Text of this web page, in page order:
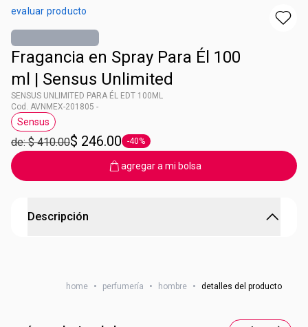
evaluar producto
Fragancia en Spray Para Él 100
ml | Sensus Unlimited
SENSUS UNLIMITED PARA ÉL EDT 100ML
Cod. AVNMEX-201805 -
Etiqueta Sensus
Sensus
de: $ 410.00$ 246.00 Etiqueta -40%
-40%
agregar a mi bolsa
Descripción
DONDE QUERÍA, LLEGARÉ A DONDE QUIERO Descubre
superar tus límites y alcanzar tus metas más ambiciosas.
home • perfumería • hombre • detalles del producto